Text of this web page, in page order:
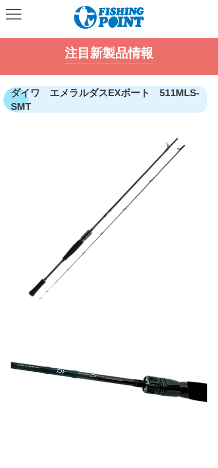
ン
ン
ス
ッ
プ
t
o
l
a
t
i
o
n
注目新製品情報
ダイワ エメラルダスEXボート 511MLS-
SMT